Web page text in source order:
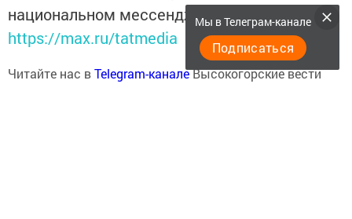
национальном мессенджере MАХ:
https://max.ru/tatmedia
Читайте нас вTelegram-каналеВысокогорские вести
Мы в Телеграм-канале
Подписаться